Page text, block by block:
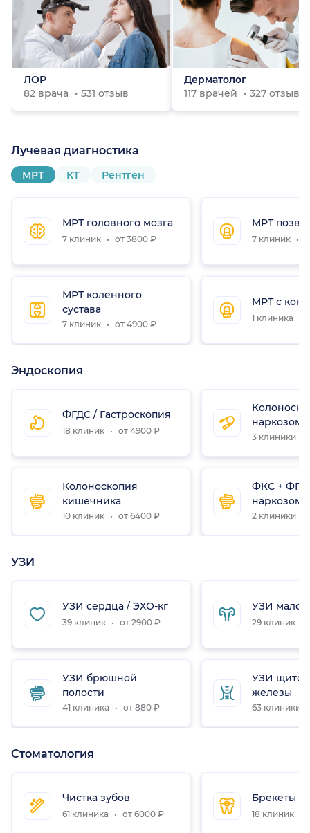
ЛОР
82 врача
531 отзыв
Дерматолог
117 врачей
327
Лучевая диагностика
МРТ КТ Рентген
МРТ головного мозга
7 клиник от 3800 ₽
МРТ коленного
сустава
7 клиник от 4900 ₽
МРТ
7 клиник
МРТ с
1 клиника
Эндоскопия
ФГДС / Гастроскопия
18 клиник от 4900 ₽
Колоноскопия
кишечника
10 клиник от 6400 ₽
наркозом
3 клиники
ФКС +
наркозом
2 клиники
УЗИ
УЗИ сердца / ЭХО-кг
39 клиник от 2900 ₽
УЗИ брюшной
полости
41 клиника от 880 ₽
УЗИ
29 клиник
УЗИ
железы
63 клиники
Стоматология
Чистка зубов
61 клиника от 6000 ₽
Брекеты
18 клиник